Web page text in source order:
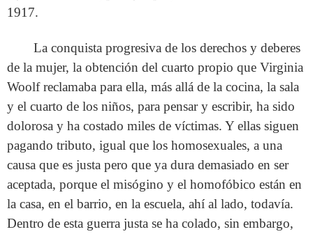
1917.
La conquista progresiva de los derechos y deberes
de la mujer, la obtención del cuarto propio que Virginia
Woolf reclamaba para ella, más allá de la cocina, la sala
y el cuarto de los niños, para pensar y escribir, ha sido
dolorosa y ha costado miles de víctimas. Y ellas siguen
pagando tributo, igual que los homosexuales, a una
causa que es justa pero que ya dura demasiado en ser
aceptada, porque el misógino y el homofóbico están en
la casa, en el barrio, en la escuela, ahí al lado, todavía.
Dentro de esta guerra justa se ha colado, sin embargo,